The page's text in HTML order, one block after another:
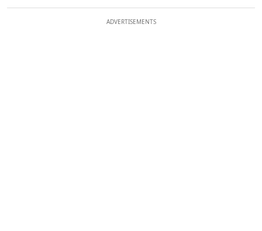
ADVERTISEMENTS